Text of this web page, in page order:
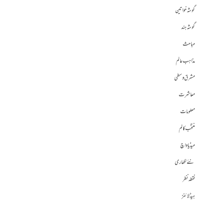
گوشہ خواتین
گوشہ ہند
مباحث
مذاہب عالم
مشرق وسطی
معاشرت
معلومات
منتخب کالم
میڈیا واچ
نئے لکھاری
نقطہ نظر
ہیڈلائنز